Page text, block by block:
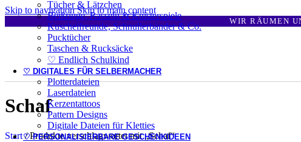
Skip to navigationSkip to main content
WIR RÄUMEN
Tücher & Lätzchen
Beißringe, Rasseln & Knisterspiele
Kuschelfreunde, Schnullerbänder & Co.
Pucktücher
Taschen & Rucksäcke
♡ Endlich Schulkind
♡ DIGITALES FÜR SELBERMACHER
Plotterdateien
Laserdateien
Kerzentattoos
Pattern Designs
Digitale Dateien für Kletties
♡ PERSONALISIERBARE GESCHENKIDEEN
Schaf
Start/ Produkte verschlagwortet mit „Schaf“